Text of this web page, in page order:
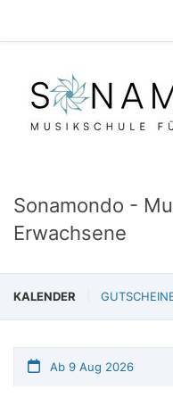
Sonamondo -
Erwachsene
KALENDER
Ab 9 Aug 2026